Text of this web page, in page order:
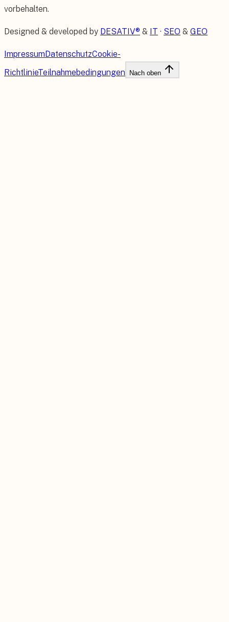
vorbehalten.
Designed & developed by DESATIV® & IT · SEO & GEO
ImpressumDatenschutzCookie-
RichtlinieTeilnahmebedingungen Nach oben